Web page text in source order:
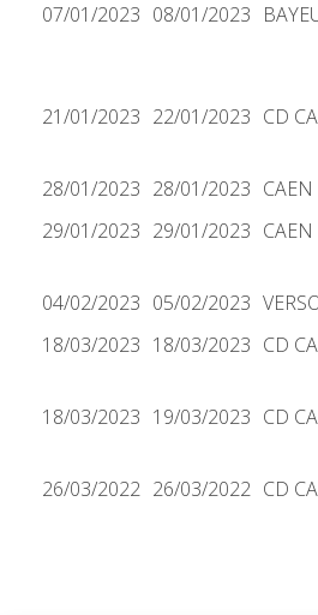
07/01/2023 08/01/2023
21/01/2023 22/01/2023 CD
28/01/2023 28/01/2023 CAEN
29/01/2023 29/01/2023 CAEN
04/02/2023 05/02/2023
18/03/2023 18/03/2023 CD
18/03/2023 19/03/2023 CD
26/03/2022 26/03/2022 CD